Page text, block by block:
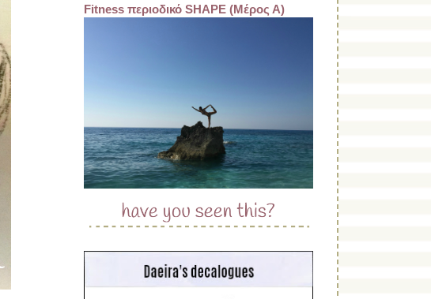
Fitness περιοδικό SHAPE (Μέρος Α)